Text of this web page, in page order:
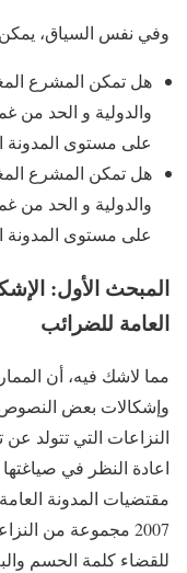
وفي نفس السياق، يمكن
هل تمكن المشرع
والدولية و الحد من
على مستوى المدونة
هل تمكن المشرع
والدولية و الحد من
على مستوى المدونة
المبحث الأول:
العامة للضرائب
مما لاشك فيه، أن
وإشكالات بعض النصوص
النزاعات التي تتولد عن
اعادة النظر في
مقتضيات المدونة
2007 مجموعة من
للقضاء كلمة الحسم